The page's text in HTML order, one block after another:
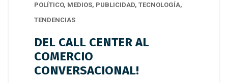
POLÍTICO, MEDIOS, PUBLICIDAD, TECNOLOGÍA,
TENDENCIAS
DEL CALL CENTER AL
COMERCIO
CONVERSACIONAL!